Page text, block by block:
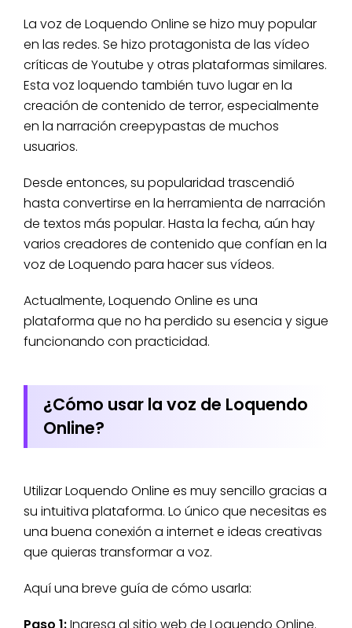
La voz de Loquendo Online se hizo muy popular
en las redes. Se hizo protagonista de las vídeo
críticas de Youtube y otras plataformas similares.
Esta voz loquendo también tuvo lugar en la
creación de contenido de terror, especialmente
en la narración creepypastas de muchos
usuarios.
Desde entonces, su popularidad trascendió
hasta convertirse en la herramienta de narración
de textos más popular. Hasta la fecha, aún hay
varios creadores de contenido que confían en la
voz de Loquendo para hacer sus vídeos.
Actualmente, Loquendo Online es una
plataforma que no ha perdido su esencia y sigue
funcionando con practicidad.
¿Cómo usar la voz de Loquendo
Online?
Utilizar Loquendo Online es muy sencillo gracias a
su intuitiva plataforma. Lo único que necesitas es
una buena conexión a internet e ideas creativas
que quieras transformar a voz.
Aquí una breve guía de cómo usarla:
Paso 1:Ingresa al sitio web de Loquendo Online.